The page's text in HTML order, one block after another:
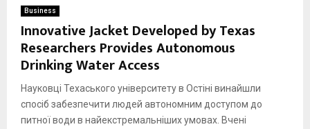
Business
Innovative Jacket Developed by Texas
Researchers Provides Autonomous
Drinking Water Access
Науковці Техаського університету в Остіні винайшли
спосіб забезпечити людей автономним доступом до
питної води в найекстремальніших умовах. Вчені